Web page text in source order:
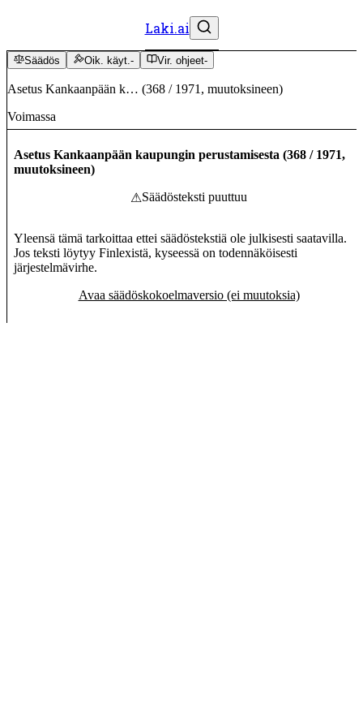
Laki.ai
Säädös Oik. käyt.- Vir. ohjeet-
Asetus Kankaanpään k… (368 / 1971 , muutoksineen)
Voimassa
Asetus Kankaanpään kaupungin perustamisesta (368 / 1971,
muutoksineen)
⚠Säädösteksti puuttuu
Yleensä tämä tarkoittaa ettei säädöstekstiä ole julkisesti saatavilla.
Jos teksti löytyy Finlexistä, kyseessä on todennäköisesti
järjestelmävirhe.
Avaa säädöskokoelmaversio (ei muutoksia)